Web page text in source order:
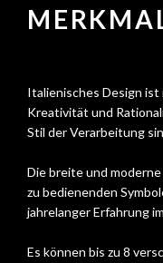
Italienisches Design
Kreativität und
Stil der Verarbeitung
Die breite und
zu bedienenden
jahrelanger Erfahrung
Es können bis zu 8